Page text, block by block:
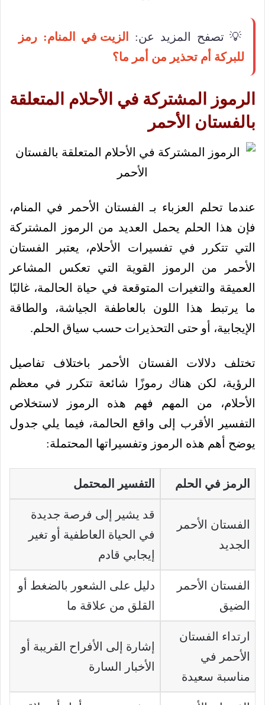
💡 تصفح المزيد عن:
الزيت في المنام: رمز
للبركة أم تحذير من أمر ما؟
الرموز المشتركة في الأحلام المتعلقة
بالفستان الأحمر
عندما تحلم العزباء بـ الفستان الأحمر في المنام،
فإن هذا الحلم يحمل العديد من الرموز المشتركة
التي تتكرر في تفسيرات الأحلام، يعتبر الفستان
الأحمر من الرموز القوية التي تعكس المشاعر
العميقة والتغيرات المتوقعة في حياة الحالمة، غالبًا
ما يرتبط هذا اللون بالعاطفة الجياشة، والطاقة
الإيجابية، أو حتى التحذيرات حسب سياق الحلم.
تختلف دلالات الفستان الأحمر باختلاف تفاصيل
الرؤية، لكن هناك رموزًا شائعة تتكرر في معظم
الأحلام، من المهم فهم هذه الرموز لاستخلاص
التفسير الأقرب إلى واقع الحالمة، فيما يلي جدول
يوضح أهم هذه الرموز وتفسيراتها المحتملة:
الرمز في الحلم التفسير المحتمل
الفستان الأحمر
الجديد
قد يشير إلى فرصة جديدة
في الحياة العاطفية أو تغير
إيجابي قادم
الفستان الأحمر
الضيق
دليل على الشعور بالضغط أو
القلق من علاقة ما
ارتداء الفستان
الأحمر في
مناسبة سعيدة
إشارة إلى الأفراح القريبة أو
الأخبار السارة